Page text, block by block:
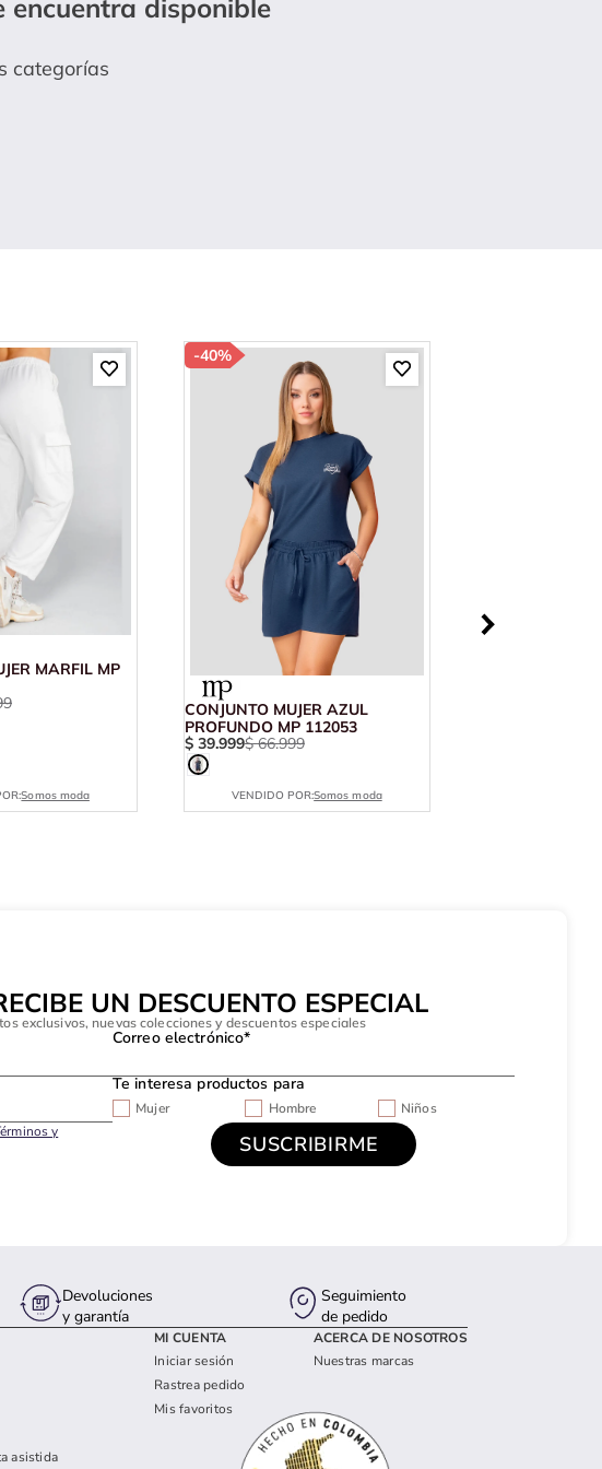
encuentra disponible
categorías
MARFIL MP
Somos moda
-40%
CONJUNTO MUJER AZUL
PROFUNDO MP 112053
$ 39.999$ 66.999
VENDIDO POR:Somos moda
UN DESCUENTO ESPECIAL
exclusivos, nuevas colecciones y descuentos especiales
Correo electrónico*
Te interesa productos para
Mujer Hombre
Niños
y
Devoluciones
y garantía
Seguimiento
de pedido
asistida
MI CUENTA
Iniciar sesión
Rastrea pedido
Mis favoritos
ACERCA DE NOSOTROS
Nuestras marcas